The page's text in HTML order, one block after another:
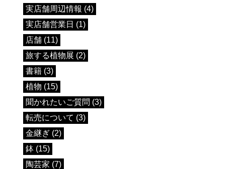
実店舗周辺情報 (4)
実店舗営業日 (1)
店舗 (11)
旅する植物展 (2)
書籍 (3)
植物 (15)
聞かれたいご質問 (3)
転売について (3)
金継ぎ (2)
鉢 (15)
陶芸家 (7)